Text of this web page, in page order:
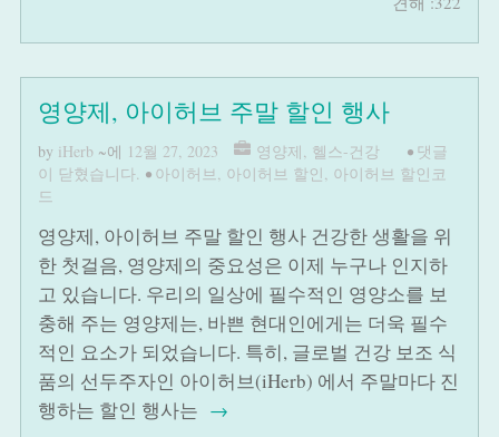
영양제, 아이허브 주말 할인 행사
by iHerb ~에 12월 27, 2023 영양제, 헬스-건강 • 댓글
이 닫혔습니다. • 아이허브, 아이허브 할인, 아이허브 할인코
드
영양제, 아이허브 주말 할인 행사 건강한 생활을 위
한 첫걸음, 영양제의 중요성은 이제 누구나 인지하
고 있습니다. 우리의 일상에 필수적인 영양소를 보
충해 주는 영양제는, 바쁜 현대인에게는 더욱 필수
적인 요소가 되었습니다. 특히, 글로벌 건강 보조 식
품의 선두주자인 아이허브(iHerb) 에서 주말마다 진
행하는 할인 행사는 →